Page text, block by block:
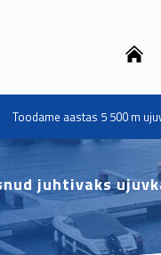
Toodame aastas 5 500 m
juhtivaks